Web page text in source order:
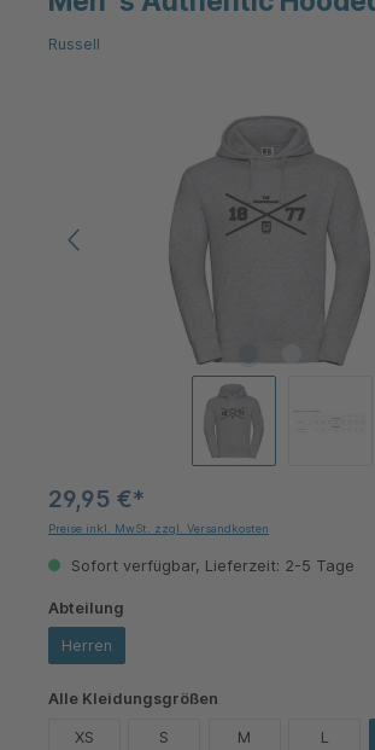
Russell
Bildergalerie überspringen
29,95 €*
Preise inkl. MwSt. zzgl. Versandkosten
Sofort verfügbar, Lieferzeit: 2-5 Tage
Abteilung
Herren
Alle Kleidungsgrößen
XS S M L